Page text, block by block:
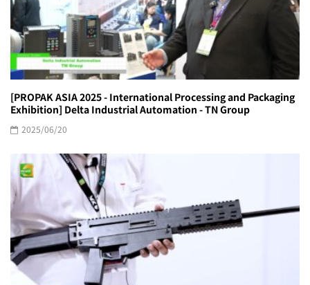
[PROPAK ASIA 2025 - International Processing and Packaging
Exhibition] Delta Industrial Automation - TN Group
2025/06/20